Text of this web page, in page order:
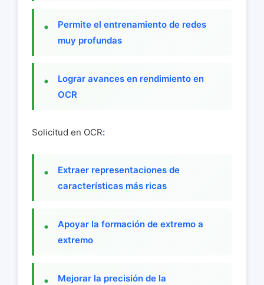
Permite el entrenamiento de redes
muy profundas
Lograr avances en rendimiento en
OCR
Solicitud en OCR:
Extraer representaciones de
características más ricas
Apoyar la formación de extremo a
extremo
Mejorar la precisión de la